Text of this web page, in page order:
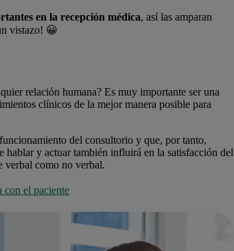
en la recepción médica, así las amparan
vistazo! 😀
relación humana? Es muy importante ser una
clínicos de la mejor manera posible para
del consultorio y que, por tanto,
hablar y actuar también influirá en la satisfacción del
verbal como no verbal.
con el paciente